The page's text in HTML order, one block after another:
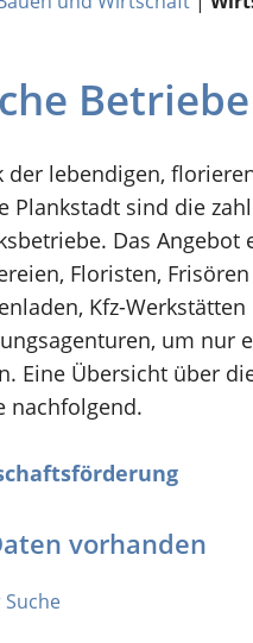
Betriebe
der lebendigen,
Plankstadt sind die
Das Angebot
Floristen,
Kfz-
um nur
Eine Übersicht über
nachfolgend.
vorhanden